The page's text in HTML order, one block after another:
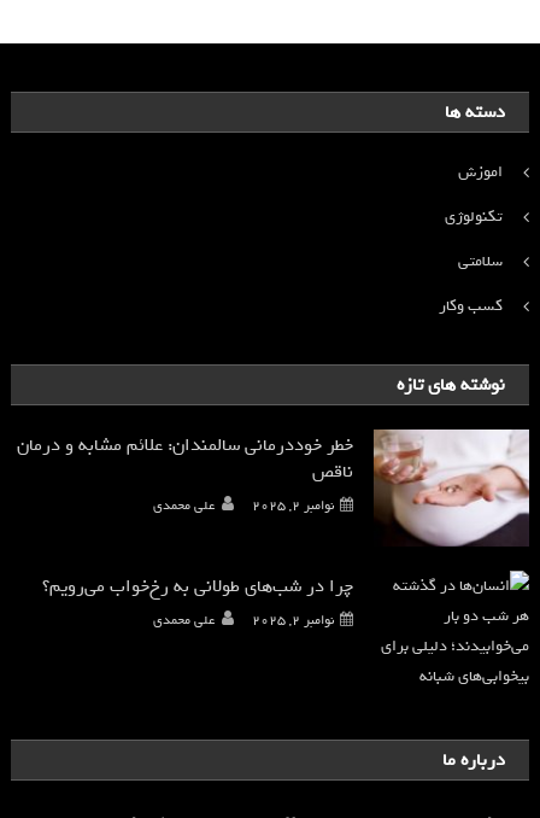
دسته ها
اموزش
تکنولوژی
سلامتی
کسب وکار
نوشته های تازه
خطر خوددرمانی سالمندان: علائم مشابه و درمان
ناقص
نوامبر 2, 2025 علی محمدی
چرا در شب‌های طولانی به رخ‌خواب می‌رویم؟
نوامبر 2, 2025 علی محمدی
درباره ما